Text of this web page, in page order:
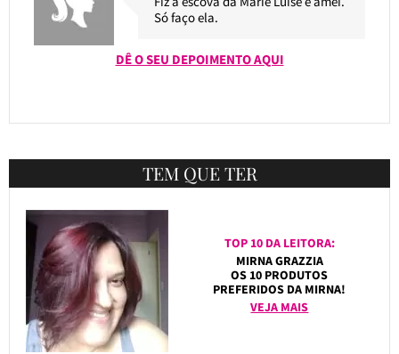
Só faço ela.
DÊ O SEU DEPOIMENTO AQUI
TEM QUE TER
TOP 10 DA LEITORA:
MIRNA GRAZZIA
OS 10 PRODUTOS
PREFERIDOS DA MIRNA!
VEJA MAIS